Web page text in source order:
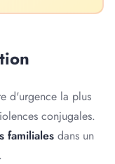
d'urgence la plus
conjugales.
familiales dans un